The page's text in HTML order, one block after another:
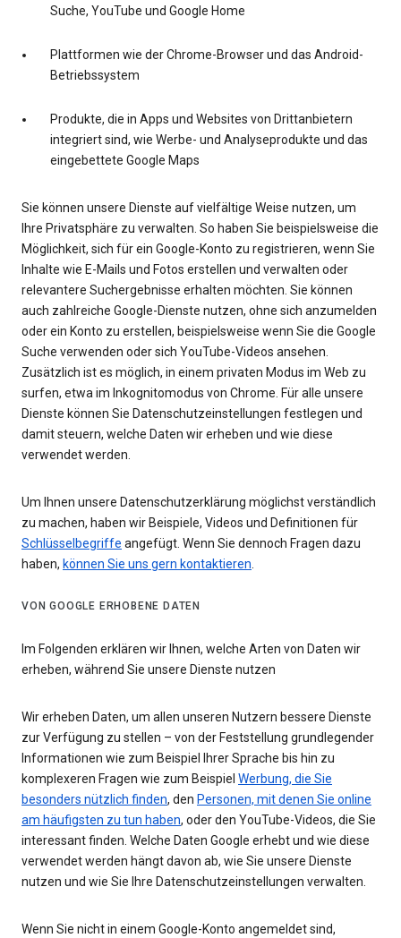
Suche, YouTube und Google Home
Plattformen wie der Chrome-Browser und das Android-
Betriebssystem
Produkte, die in Apps und Websites von Drittanbietern
integriert sind, wie Werbe- und Analyseprodukte und das
eingebettete Google Maps
Sie können unsere Dienste auf vielfältige Weise nutzen, um
Ihre Privatsphäre zu verwalten. So haben Sie beispielsweise die
Möglichkeit, sich für ein Google-Konto zu registrieren, wenn Sie
Inhalte wie E-Mails und Fotos erstellen und verwalten oder
relevantere Suchergebnisse erhalten möchten. Sie können
auch zahlreiche Google-Dienste nutzen, ohne sich anzumelden
oder ein Konto zu erstellen, beispielsweise wenn Sie die Google
Suche verwenden oder sich YouTube-Videos ansehen.
Zusätzlich ist es möglich, in einem privaten Modus im Web zu
surfen, etwa im Inkognitomodus von Chrome. Für alle unsere
Dienste können Sie Datenschutzeinstellungen festlegen und
damit steuern, welche Daten wir erheben und wie diese
verwendet werden.
Um Ihnen unsere Datenschutzerklärung möglichst verständlich
zu machen, haben wir Beispiele, Videos und Definitionen für
Schlüsselbegriffe angefügt. Wenn Sie dennoch Fragen dazu
haben, können Sie uns gern kontaktieren.
VON GOOGLE ERHOBENE DATEN
Im Folgenden erklären wir Ihnen, welche Arten von Daten wir
erheben, während Sie unsere Dienste nutzen
Wir erheben Daten, um allen unseren Nutzern bessere Dienste
zur Verfügung zu stellen – von der Feststellung grundlegender
Informationen wie zum Beispiel Ihrer Sprache bis hin zu
komplexeren Fragen wie zum Beispiel Werbung, die Sie
besonders nützlich finden, den Personen, mit denen Sie online
am häufigsten zu tun haben, oder den YouTube-Videos, die Sie
interessant finden. Welche Daten Google erhebt und wie diese
verwendet werden hängt davon ab, wie Sie unsere Dienste
nutzen und wie Sie Ihre Datenschutzeinstellungen verwalten.
Wenn Sie nicht in einem Google-Konto angemeldet sind,